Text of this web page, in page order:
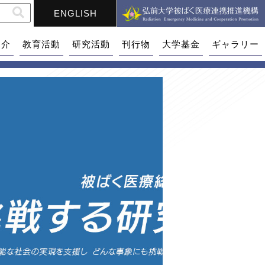
ENGLISH
教育活動 研究活動 刊行物 大学基金 ギャラリー